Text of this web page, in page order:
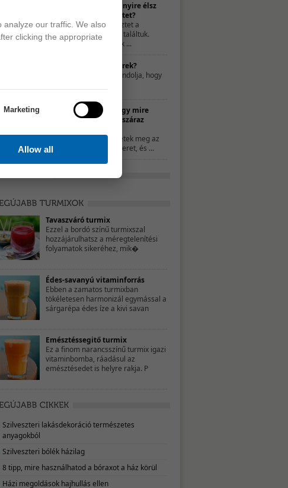
TESZT – Te mennyire élsz
egészséges életet?
A következő tesztet a
21napalatt.hu-n találtuk.
Egyszerűen csak ...
Mit nassoljon a gyerek?
Néhány szülő úgy gondolja, hogy
10 ötlet, hogy mire
használd a száraz
Ha nem ettétek meg az
összes kenyeret, és ...
Tavaszváró turmix
Ezzel a bordó színű turmixszal
hozzájárulhatsz a méregtelenítési
folyamatok sikeréhez, mik�
Édes-savanyú vitaminforrás
Ebben a zamatos turmixban
tökéletesen harmonizál egymással a
sárgarépa édes íze a kivi savan
Emésztéssegitő turmix
Ez a finom narancsszínű turmix igazi
vitaminbomba, ráadásul az
emésztésedet is helyre rakja. P
Szilveszteri lakásdekoráció természetes
anyagokból
Szilveszteri bólék házilag
8 tipp, mire használhatod a bóraxot a ház körül
Házi megoldások hajhullás ellen
our traffic. We also
clicking the appropriate
Marketing
Allow all